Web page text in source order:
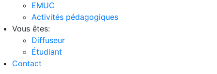
EMUC
Activités pédagogiques
Vous êtes:
Diffuseur
Étudiant
Contact